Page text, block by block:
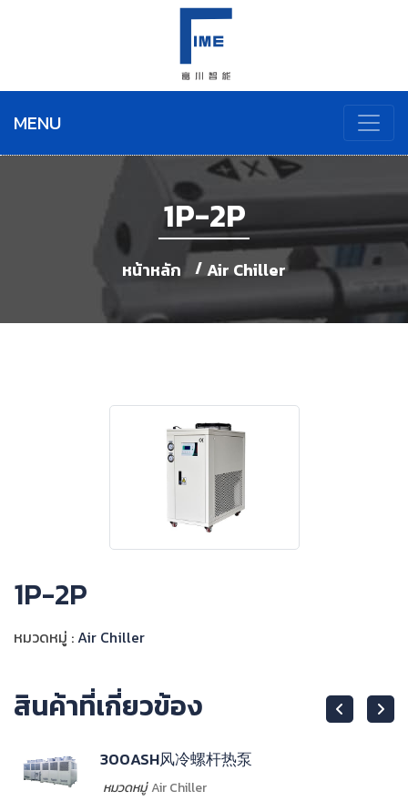
MENU
1P-2P
หน้าหลัก Air Chiller
1P-2P
หมวดหมู่ :Air Chiller
สินค้าที่เกี่ยวข้อง
风冷螺杆热泵
Air Chiller